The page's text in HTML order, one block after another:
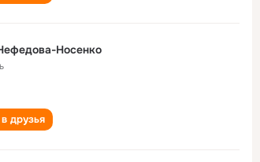
Носенко
друзья